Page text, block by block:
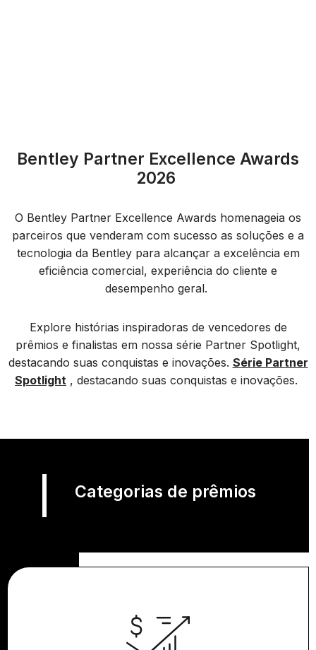
Bentley Partner Excellence Awards
2026
O Bentley Partner Excellence Awards homenageia os
parceiros que venderam com sucesso as soluções e a
tecnologia da Bentley para alcançar a excelência em
eficiência comercial, experiência do cliente e
desempenho geral.
Explore histórias inspiradoras de vencedores de
prêmios e finalistas em nossa série Partner Spotlight,
destacando suas conquistas e inovações. Série Partner
Spotlight , destacando suas conquistas e inovações.
Categorias de prêmios
Transformação de Negócios